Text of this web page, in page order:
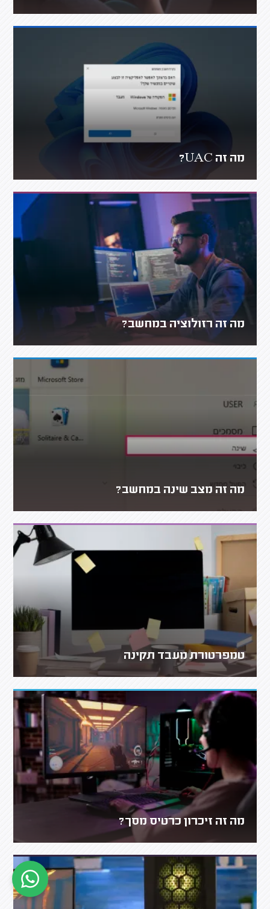
מה זה UAC?
מה זה רזולוציה במחשב?
מה זה מצב שינה במחשב?
טמפרטורת מעבד תקינה
מה זה זיכרון כרטיס מסך?